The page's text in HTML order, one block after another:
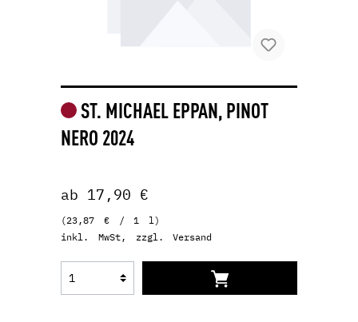
ST. MICHAEL EPPAN, PINOT
NERO 2024
ab 17,90 €
(23,87 € / 1 l)
inkl. MwSt, zzgl. Versand